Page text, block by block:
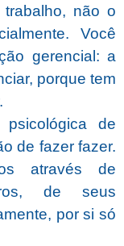
não o
Você
gerencial: a
porque tem
de
de fazer fazer.
através de
de seus
por si só